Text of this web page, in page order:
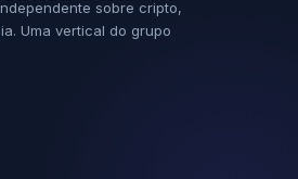
sobre cripto,
Uma vertical do grupo